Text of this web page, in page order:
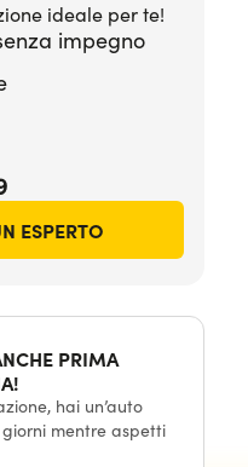
ideale per te!
impegno
ESPERTO
PRIMA
hai un’auto
mentre aspetti